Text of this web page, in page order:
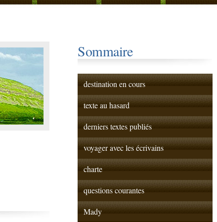
Sommaire
destination en cours
texte au hasard
derniers textes publiés
voyager avec les écrivains
charte
questions courantes
Mady